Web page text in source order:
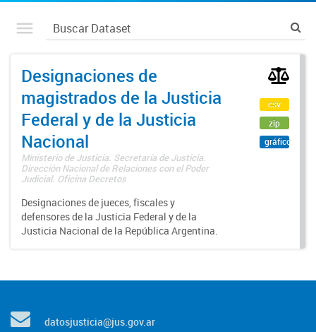
Designaciones de
magistrados de la Justicia
Federal y de la Justicia
Nacional
Ministerio de Justicia. Secretaría de Justicia.
Dirección Nacional de Relaciones con el Poder
Judicial. Oficina Decretos
Designaciones de jueces, fiscales y
defensores de la Justicia Federal y de la
Justicia Nacional de la República Argentina.
csv
zip
gráfico
datosjusticia@jus.gov.ar